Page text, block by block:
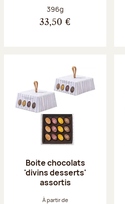
Poids net :
396g
33,50 €
Boite chocolats
'divins desserts'
assortis
À partir de